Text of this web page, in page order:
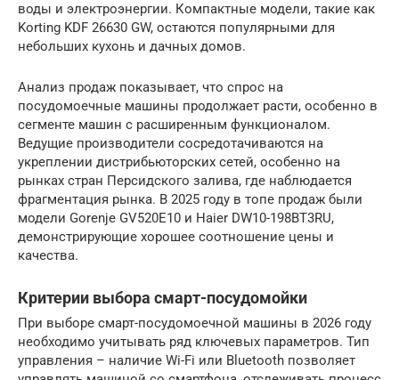
воды и электроэнергии. Компактные модели, такие как
Korting KDF 26630 GW, остаются популярными для
небольших кухонь и дачных домов.
Анализ продаж показывает, что спрос на
посудомоечные машины продолжает расти, особенно в
сегменте машин с расширенным функционалом.
Ведущие производители сосредотачиваются на
укреплении дистрибьюторских сетей, особенно на
рынках стран Персидского залива, где наблюдается
фрагментация рынка. В 2025 году в топе продаж были
модели Gorenje GV520E10 и Haier DW10-198BT3RU,
демонстрирующие хорошее соотношение цены и
качества.
Критерии выбора смарт-посудомойки
При выборе смарт-посудомоечной машины в 2026 году
необходимо учитывать ряд ключевых параметров. Тип
управления – наличие Wi-Fi или Bluetooth позволяет